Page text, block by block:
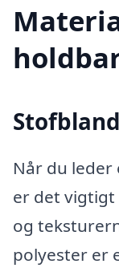
Når du
er det
og
polyester er